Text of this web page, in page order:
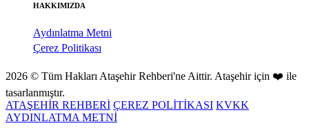
HAKKIMIZDA
Aydınlatma Metni
Çerez Politikası
2026 © Tüm Hakları Ataşehir Rehberi'ne Aittir. Ataşehir için ❤️ ile
tasarlanmıştır.
ATAŞEHİR REHBERİ ÇEREZ POLİTİKASI KVKK
AYDINLATMA METNİ